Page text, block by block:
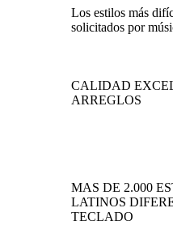
Los estilos más
solicitados por
CALIDAD
ARREGLOS
MAS DE 2.000
LATINOS
TECLADO